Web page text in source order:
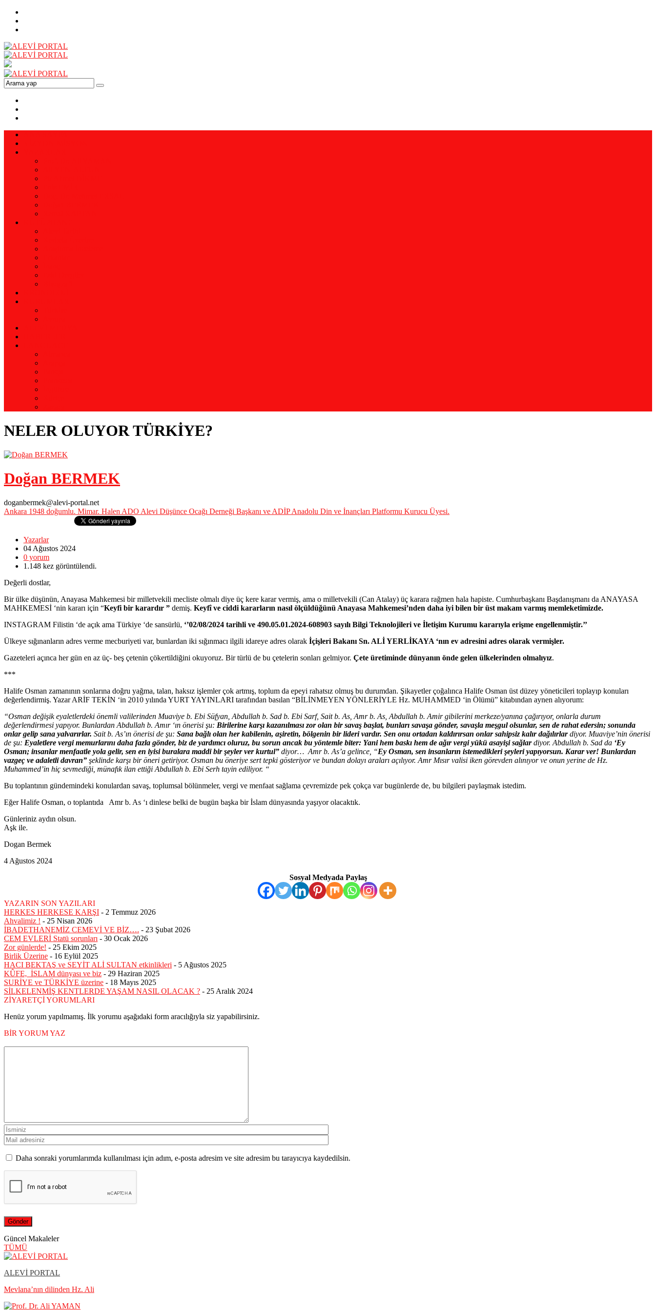
NELER OLUYOR TÜRKİYE?
Doğan BERMEK
doganbermek@alevi-portal.net
Ankara 1948 doğumlu. Mimar. Halen ADO Alevi Düşünce Ocağı Derneği Başkanı ve ADİP Anadolu Din ve İnançları Platformu Kurucu Üyesi.
Yazarlar
04 Ağustos 2024
0 yorum
1.148 kez görüntülendi.
Değerli dostlar,
Bir ülke düşünün, Anayasa Mahkemesi bir milletvekili mecliste olmalı diye üç kere karar vermiş, ama o milletvekili (Can Atalay) üç karara rağmen hala hapiste. Cumhurbaşkanı Başdanışmanı da ANAYASA
MAHKEMESİ ‘nin kararı için “Keyfi bir karardır ” demiş. Keyfî ve ciddi kararların nasıl ölçüldüğünü Anayasa Mahkemesi’nden daha iyi bilen bir üst makam varmış memleketimizde.
INSTAGRAM Filistin ‘de açık ama Türkiye ‘de sansürlü, ‘’02/08/2024 tarihli ve 490.05.01.2024-608903 sayılı Bilgi Teknolojileri ve İletişim Kurumu kararıyla erişme engellenmiştir.’’
Ülkeye sığınanların adres verme mecburiyeti var, bunlardan iki sığınmacı ilgili idareye adres olarak İçişleri Bakanı Sn. ALİ YERLİKAYA ‘nın ev adresini adres olarak vermişler.
Gazeteleri açınca her gün en az üç- beş çetenin çökertildiğini okuyoruz. Bir türlü de bu çetelerin sonları gelmiyor. Çete üretiminde dünyanın önde gelen ülkelerinden olmalıyız.
***
Halife Osman zamanının sonlarına doğru yağma, talan, haksız işlemler çok artmış, toplum da epeyi rahatsız olmuş bu durumdan. Şikayetler çoğalınca Halife Osman üst düzey yöneticileri toplayıp konuları
değerlendirmiş. Yazar ARİF TEKİN ‘in 2010 yılında YURT YAYINLARI tarafından basılan “BİLİNMEYEN YÖNLERİYLE Hz. MUHAMMED ‘in Ölümü” kitabından aynen alıyorum:
“Osman değişik eyaletlerdeki önemli valilerinden Muaviye b. Ebi Süfyan, Abdullah b. Sad b. Ebi Sarf, Sait b. As, Amr b. As, Abdullah b. Amir gibilerini merkeze/yanına çağırıyor, onlarla durum
değerlendirmesi yapıyor. Bunlardan Abdullah b. Amır ‘ın önerisi şu: Birilerine karşı kazanılması zor olan bir savaş başlat, bunları savaşa gönder, savaşla meşgul olsunlar, sen de rahat edersin; sonunda
onlar gelip sana yalvarırlar. Sait b. As’ın önerisi de şu: Sana bağlı olan her kabilenin, aşiretin, bölgenin bir lideri vardır. Sen onu ortadan kaldırırsan onlar sahipsiz kalır dağılırlardiyor. Muaviye’nin önerisi
de şu: Eyaletlere vergi memurlarını daha fazla gönder, biz de yardımcı oluruz, bu sorun ancak bu yöntemle biter: Yani hem baskı hem de ağır vergi yükü asayişi sağlardiyor. Abdullah b. Sad da ‘Ey
Osman; insanlar menfaatle yola gelir, sen en iyisi buralara maddi bir şeyler ver kurtul” diyor… Amr b. As’a gelince, “Ey Osman, sen insanların istemedikleri şeyleri yapıyorsun. Karar ver! Bunlardan
vazgeç ve adaletli davran” şeklinde karşı bir öneri getiriyor. Osman bu öneriye sert tepki gösteriyor ve bundan dolayı araları açılıyor. Amr Mısır valisi iken görevden alınıyor ve onun yerine de Hz.
Muhammed’in hiç sevmediği, münafık ilan ettiği Abdullah b. Ebi Serh tayin ediliyor. “
Bu toplantının gündemindeki konulardan savaş, toplumsal bölünmeler, vergi ve menfaat sağlama çevremizde pek çokça var bugünlerde de, bu bilgileri paylaşmak istedim.
Eğer Halife Osman, o toplantıda Amr b. As ‘ı dinlese belki de bugün başka bir İslam dünyasında yaşıyor olacaktık.
Günleriniz aydın olsun.
Aşk ile.
Dogan Bermek
4 Ağustos 2024
Sosyal Medyada Paylaş
YAZARIN SON YAZILARI
HERKES HERKESE KARŞI - 2 Temmuz 2026
Ahvalimiz ! - 25 Nisan 2026
İBADETHANEMİZ CEMEVİ VE BİZ…. - 23 Şubat 2026
CEM EVLERİ Statü sorunları - 30 Ocak 2026
Zor günlerde! - 25 Ekim 2025
Birlik Üzerine - 16 Eylül 2025
HACI BEKTAŞ ve SEYİT ALİ SULTAN etkinlikleri - 5 Ağustos 2025
KÛFE, İSLAM dünyası ve biz - 29 Haziran 2025
SURİYE ve TÜRKİYE üzerine - 18 Mayıs 2025
SİLKELENMİŞ KENTLERDE YAŞAM NASIL OLACAK ? - 25 Aralık 2024
ZİYARETÇİ YORUMLARI
Henüz yorum yapılmamış. İlk yorumu aşağıdaki form aracılığıyla siz yapabilirsiniz.
BİR YORUM YAZ
Daha sonraki yorumlarımda kullanılması için adım, e-posta adresim ve site adresim bu tarayıcıya kaydedilsin.
Güncel Makaleler
TÜMÜ
ALEVİ PORTAL
Mevlana’nın dilinden Hz. Ali